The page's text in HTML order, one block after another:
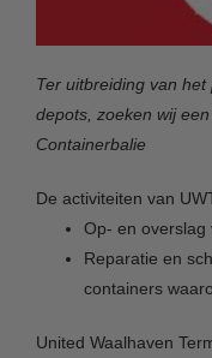
Ter uitbreiding van
depots, zoeken wij
Containerbalie
De activiteiten van
Op- en overslag
Reparatie en
containers
United Waalhaven